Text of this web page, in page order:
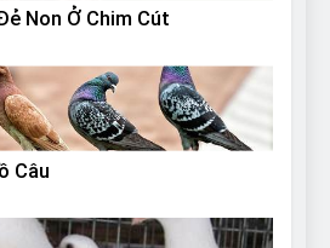
Non Ở Chim Cút
Câu